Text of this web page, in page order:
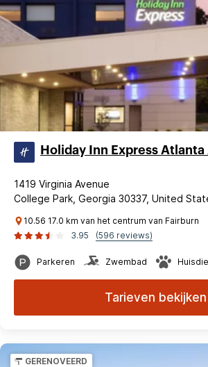
Holiday Inn Express
1419 Virginia Avenue
College Park, Georgia 30337, United
10.56 17.0 km van het centrum van Fairburn
3.95
(596 reviews)
Parkeren Zwembad
Tarieven bekijken
GERENOVEERD